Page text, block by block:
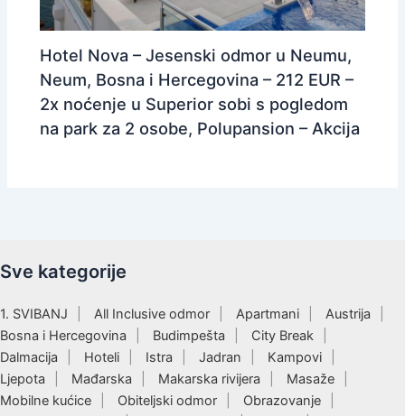
Hotel Nova – Jesenski odmor u Neumu,
Neum, Bosna i Hercegovina – 212 EUR –
2x noćenje u Superior sobi s pogledom
na park za 2 osobe, Polupansion – Akcija
Sve kategorije
1. SVIBANJ All Inclusive odmor Apartmani
Austrija
Bosna i Hercegovina
Budimpešta
City Break
Dalmacija
Hoteli Istra Jadran
Kampovi
Ljepota
Mađarska Makarska rivijera
Masaže
Mobilne kućice
Obiteljski odmor
Obrazovanje